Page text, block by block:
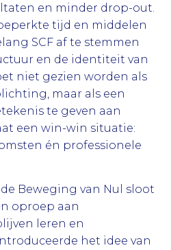
en minder drop-out.
tijd en middelen
SCF af te stemmen
en de identiteit van
niet gezien worden als
maar als een
te geven aan
een win-win situatie:
én professionele
Beweging van Nul sloot
oproep aan
leren en
het idee van